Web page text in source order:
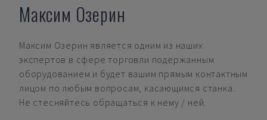
Максим Озерин
Максим Озерин является одним из наших
экспертов в сфере торговли подержанным
оборудованием и будет вашим прямым контактным
лицом по любым вопросам, касающимся станка.
Не стесняйтесь обращаться к нему / ней.